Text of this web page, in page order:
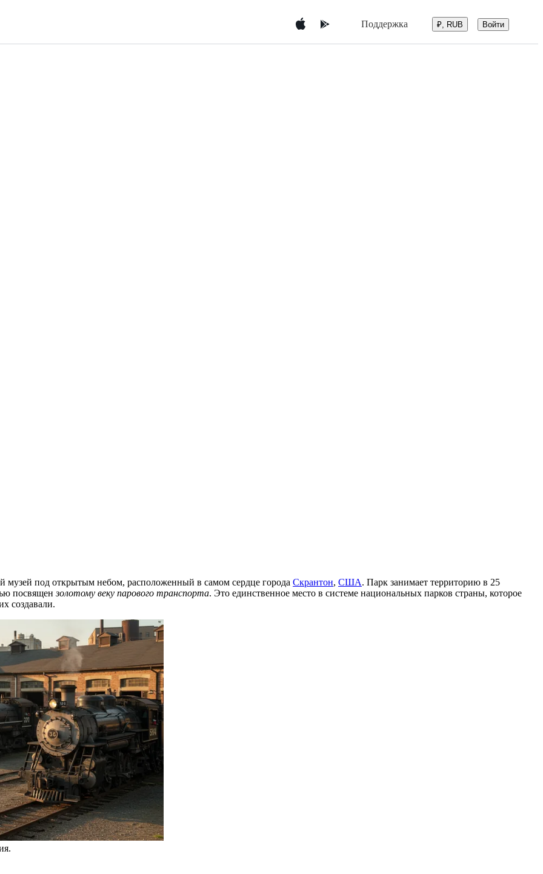
Поддержка ₽, RUB Войти
под открытым небом, расположенный в самом сердце города Скрантон, США. Парк занимает территорию в 25
посвящензолотому веку парового транспорта. Это единственное место в системе национальных парков страны, которое
создавали.